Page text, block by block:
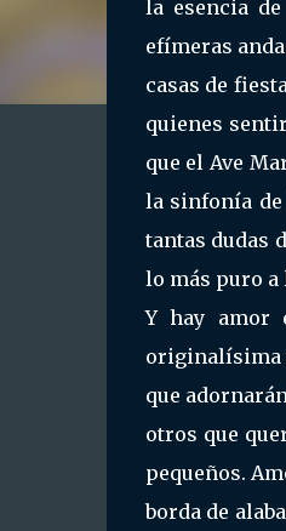
la esencia
efímeras
casas de
quienes
que el Ave
la sinfonía
tantas dudas
lo más puro a
Y hay amor
originalísima
que
otros que
pequeños.
borda de